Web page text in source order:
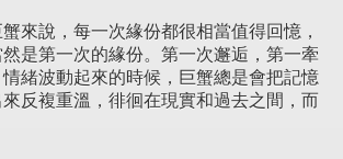
來說，每一次緣份都很相當值得回憶，
是第一次的緣份。第一次邂逅，第一牽
緒波動起來的時候，巨蟹總是會把記憶
反複重溫，徘徊在現實和過去之間，而